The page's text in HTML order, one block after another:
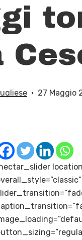
27 Maggio